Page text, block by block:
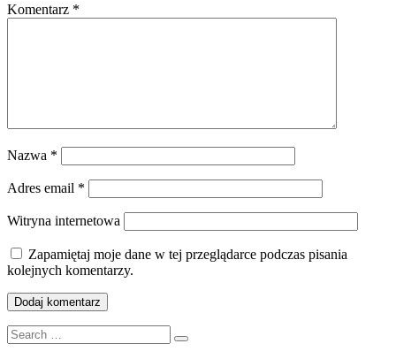
Komentarz *
Nazwa *
Adres email *
Witryna internetowa
Zapamiętaj moje dane w tej przeglądarce podczas pisania
kolejnych komentarzy.
Search
for:
Search